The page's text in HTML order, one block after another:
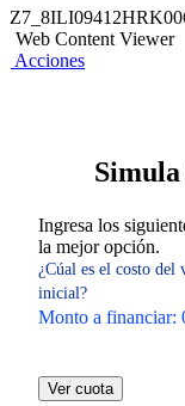
Web Content Viewer
Acciones
Ingresa los
la mejor opción.
¿Cúal es el costo del
inicial?
Monto a financiar:
Ver cuota